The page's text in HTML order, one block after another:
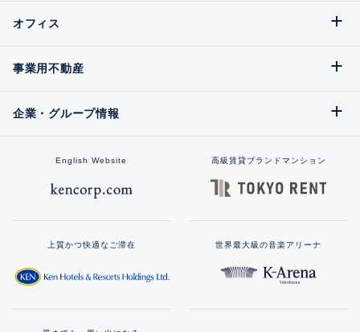
オフィス
事業用不動産
企業・グループ情報
English Website 高級賃貸ブランドマンション
上質かつ快適なご滞在 世界最大級の音楽アリーナ